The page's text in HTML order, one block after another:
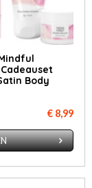
Body
€ 8,99